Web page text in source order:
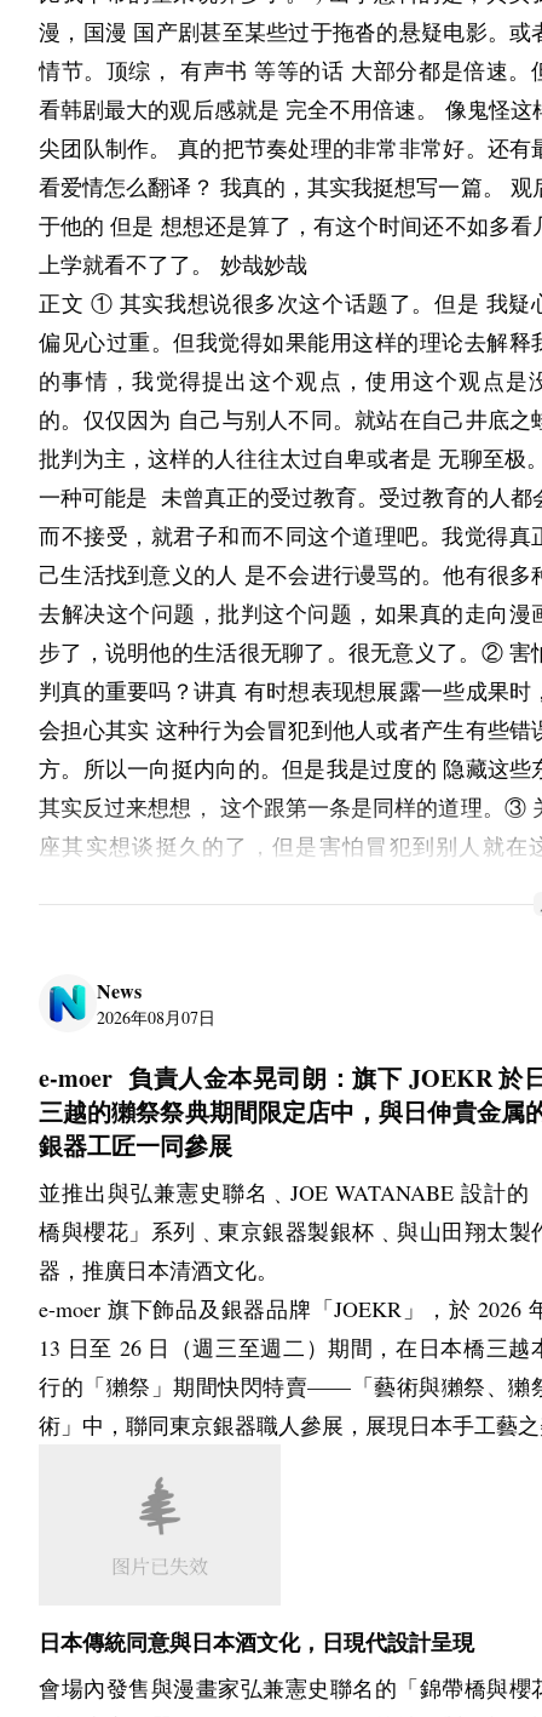
展示規模：約3,250個攤位
對象領域：
物流DX（數位轉型）
倉儲・保管系統
搬運・物料搬運設備
AI・IoT
AGV・AMR・物流機器人
供應鏈管理
包裝技術・捆包
冷鏈物流
物流資訊系統
其他物流相關解決方案
參觀報名：
海外來賓事前登錄現正受理中。
詳細資訊請參閱官方網站： https://
tokyo.gr.jp/ltt/
---
關於本展會之相關洽詢，請參閱以下聯繫方式
主辦窗口：社團法人日本能率協會 產業振興中
際物流綜合展事務局
E-mail: logis-tech@jma.or.jp
17:00，週六、週日及國定假日除外）
共同主辦／協辦窗口：公益社團法人日本物流系
JILS綜合研究所
聯絡人：大西、平山
〒105-0022 東京都港區海岸1-15-1 鈴江灣展館３
TEL：03-3436-3191 ／
tech@logistics.or.jp
致海外媒體朋友，若針對本新聞稿進行採訪，主辦
負擔費用安排口譯人員，並可對應線上採訪需求。
時洽詢。
Media Contact
Company: Japan Management Association
Company location: 3-1-22 Shibakoen, Minato-ku,
Contact person: Asahi Kensuke
Mail: logis-tech@logistics.or.jp
漫，国漫 国产剧甚至某些过于拖沓的悬疑电影。或
情节。顶综， 有声书 等等的话 大部分都是倍速。
看韩剧最大的观后感就是 完全不用倍速。 像鬼怪这
尖团队制作。 真的把节奏处理的非常非常好。还有
看爱情怎么翻译？ 我真的，其实我挺想写一篇。 观
于他的 但是 想想还是算了，有这个时间还不如多看
上学就看不了了。 妙哉妙哉
正文 ① 其实我想说很多次这个话题了。但是 我疑
偏见心过重。但我觉得如果能用这样的理论去解释
的事情，我觉得提出这个观点，使用这个观点是
的。仅仅因为 自己与别人不同。就站在自己井底之
批判为主，这样的人往往太过自卑或者是 无聊至极
一种可能是  未曾真正的受过教育。受过教育的人都
而不接受，就君子和而不同这个道理吧。我觉得真
己生活找到意义的人 是不会进行谩骂的。他有很多
去解决这个问题，批判这个问题，如果真的走向漫
步了，说明他的生活很无聊了。很无意义了。② 害
判真的重要吗？讲真 有时想表现想展露一些成果时
会担心其实 这种行为会冒犯到他人或者产生有些错
方。所以一向挺内向的。但是我是过度的 隐藏这些
其实反过来想想， 这个跟第一条是同样的道理。③
座其实想谈挺久的了，但是害怕冒犯到别人就在
知星座以后发现身边比较亲近的人都算是巨蟹。 属
活中形容最多感受的词语就是难受或者是尴尬。能
出不尴尬我觉得。 巨蟹真的是很能包容别人的，那
的一种星座了。 鬼怪两位主演应该都是巨蟹。 真
们在，我感觉就像阳光一样洒在身上就是毛茸茸又
的那种。触觉  ； 最近 磕的cp有两对 都带天蝎。其
天蝎玩不太来。感觉他们很爱玩剧本杀。 密室逃脱
跟我的喜好相反吧，也很难聚一块。但是真的 他们
近关系，亲疏关系是真的很明显。所以嗑cp的话
乐，就稍微有点眼力的人都能看出来他喜欢谁。他
比较喜欢巨蟹或者是双鱼吧。这个真的很明显。按
④ 这是根号16条⑤ 非常非常非常好看 而且我其实
的挺仔细的。 但是没想到还有这么多温馨的情节
充。非常非常好看的一个综艺。就是太短了。 就很
治愈性综艺，其实我平常看综艺就是看国内顶级
话，连音综我都看不下去，节奏稍微有点慢的我都
News
2026年08月07日
e-moer  負責人金本晃司朗：旗下 JOEKR 於
三越的獺祭祭典期間限定店中，與日伸貴金属
銀器工匠一同參展
並推出與弘兼憲史聯名﹑JOE WATANABE 設計的
橋與櫻花」系列﹑東京銀器製銀杯﹑與山田翔太製
器，推廣日本清酒文化。
e-moer 旗下飾品及銀器品牌「JOEKR」，於 2026
13 日至 26 日（週三至週二）期間，在日本橋三越
行的「獺祭」期間快閃特賣——「藝術與獺祭、獺
術」中，聯同東京銀器職人參展，展現日本手工藝
日本傳統同意與日本酒文化，日現代設計呈現
會場內發售與漫畫家弘兼憲史聯名的「錦帶橋與櫻